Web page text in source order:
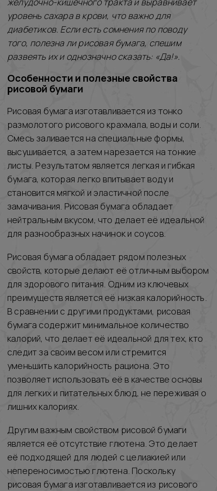
уровень сахара в крови, что важно для
диабетиков. Если есть сомнения по поводу
того, полезна ли рисовая бумага, спешим
развеять их и однозначно сказать: «Да!».
Особенности и полезные свойства
рисовой бумаги
Рисовая бумага изготавливается из тонко
размолотого рисового крахмала, воды и соли.
Смесь заливается на специальные формы,
высушивается, а затем нарезается на тонкие
листы. Результатом является легкая и гибкая
бумага, которая легко впитывает воду и
становится мягкой и эластичной после
замачивания. Рисовая бумага обладает
нейтральным вкусом, что делает её идеальной
для разнообразных начинок и соусов.
Рисовая бумага обладает рядом полезных
свойств, которые делают её отличным выбором
для здорового питания. Одним из ключевых
преимуществ является её низкая калорийность.
В сравнении с другими продуктами, рисовая
бумага содержит минимальное количество
калорий, что делает её идеальной для тех, кто
следит за своим весом или стремится
уменьшить калорийность рациона. Это
позволяет использовать её в качестве основы
для легких и питательных блюд, не переживая о
лишних калориях.
Другим важным свойством рисовой бумаги
является её отсутствие глютена. Это делает
её подходящей для людей с целиакией или
непереносимостью глютена. Поскольку
рисовая бумага изготавливается из рисового